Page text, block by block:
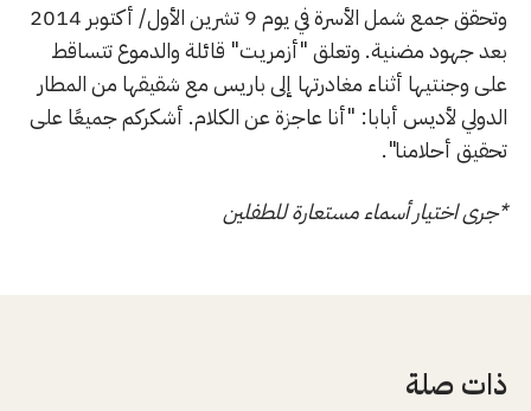
وتحقق جمع شمل الأسرة في يوم 9 تشرين الأول/ أكتوبر 2014
بعد جهود مضنية. وتعلق "أزمريت" قائلة والدموع تتساقط
على وجنتيها أثناء مغادرتها إلى باريس مع شقيقها من المطار
الدولي لأديس أبابا: "أنا عاجزة عن الكلام. أشكركم جميعًا على
تحقيق أحلامنا".
*جرى اختيار أسماء مستعارة للطفلين
ذات صلة